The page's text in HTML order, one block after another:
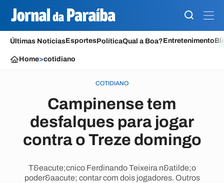
Últimas NotíciasEsportesPolíticaQual a Boa?Entretenimento
Home>cotidiano
COTIDIANO
Campinense tem
desfalques para jogar
contra o Treze domingo
T&eacute;cnico Ferdinando Teixeira n&atilde;o
poder&aacute; contar com dois jogadores. Outros